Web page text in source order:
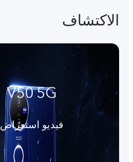
الاكتشاف
V50 5G
فيديو استعراض